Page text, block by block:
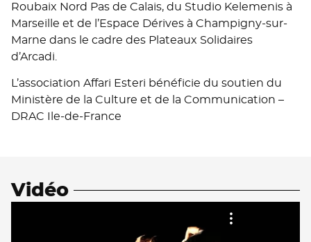
Roubaix Nord Pas de Calais, du Studio Kelemenis à
Marseille et de l’Espace Dérives à Champigny-sur-
Marne dans le cadre des Plateaux Solidaires
d’Arcadi.
L’association Affari Esteri bénéficie du soutien du
Ministère de la Culture et de la Communication –
DRAC Ile-de-France
Vidéo